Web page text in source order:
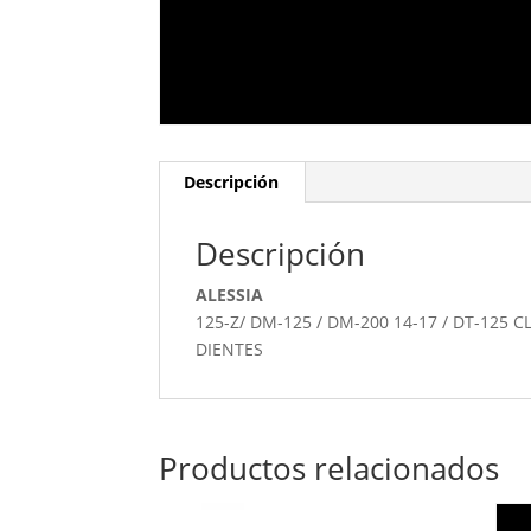
Descripción
Descripción
ALESSIA
125-Z/ DM-125 / DM-200 14-17 / DT-125
DIENTES
Productos relacionados